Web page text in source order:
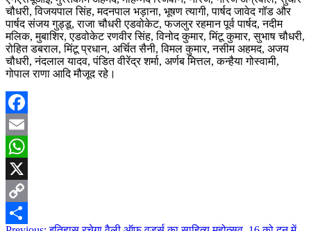
चौधरी, विजयपाल सिंह, मदनपाल भड़ाना, भूषण त्यागी, पार्षद जावेद गॉड और
पार्षद संजय गुड्डू, राजा चौधरी एडवोकेट, फजलुर रहमान पूर्व पार्षद, नदीम
मलिक, मुबाशिर, एडवोकेट रणवीर सिंह, विनोद कुमार, मिंटू कुमार, सुभाष चौधरी,
रोहित डबराल, मिंटू प्रधान, अर्चित सैनी, विमल कुमार, नसीम अहमद, अजय
चौधरी, नंदलाल यादव, पंडित वीरेंद्र शर्मा, अर्णब मित्तल, कन्हैया गोस्वामी,
गोपाल राणा आदि मौजूद रहे।
Facebook
Email
WhatsApp
X
Copy